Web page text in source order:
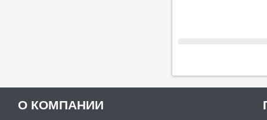
О КОМПАНИИ